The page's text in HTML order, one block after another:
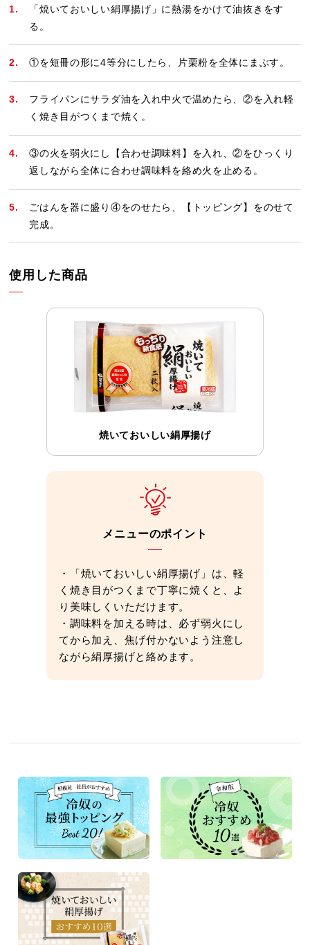
「焼いておいしい絹厚揚げ」に熱湯をかけて油抜きをす
る。
①を短冊の形に4等分にしたら、片栗粉を全体にまぶす。
フライパンにサラダ油を入れ中火で温めたら、②を入れ軽
く焼き目がつくまで焼く。
③の火を弱火にし【合わせ調味料】を入れ、②をひっくり
返しながら全体に合わせ調味料を絡め火を止める。
ごはんを器に盛り④をのせたら、【トッピング】をのせて
完成。
使用した商品
焼いておいしい絹厚揚げ
メニューのポイント
・「焼いておいしい絹厚揚げ」は、軽
く焼き目がつくまで丁寧に焼くと、よ
り美味しくいただけます。
・調味料を加える時は、必ず弱火にし
てから加え、焦げ付かないよう注意し
ながら絹厚揚げと絡めます。